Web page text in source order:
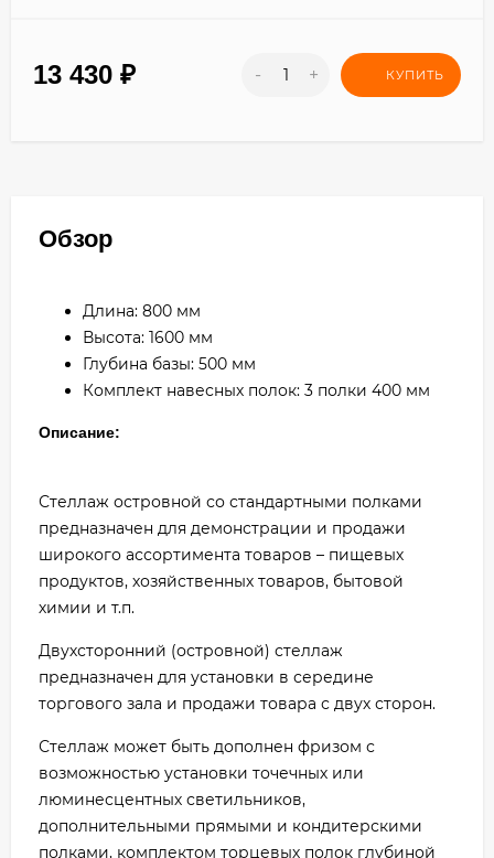
13 430 ₽ - + КУПИТЬ
Обзор
Длина: 800 мм
Высота: 1600 мм
Глубина базы: 500 мм
Комплект навесных полок: 3 полки 400 мм
Описание:
Стеллаж островной со стандартными полками
предназначен для демонстрации и продажи
широкого ассортимента товаров – пищевых
продуктов, хозяйственных товаров, бытовой
химии и т.п.
Двухсторонний (островной) стеллаж
предназначен для установки в середине
торгового зала и продажи товара с двух сторон.
Стеллаж может быть дополнен фризом с
возможностью установки точечных или
люминесцентных светильников,
дополнительными прямыми и кондитерскими
полками, комплектом торцевых полок глубиной